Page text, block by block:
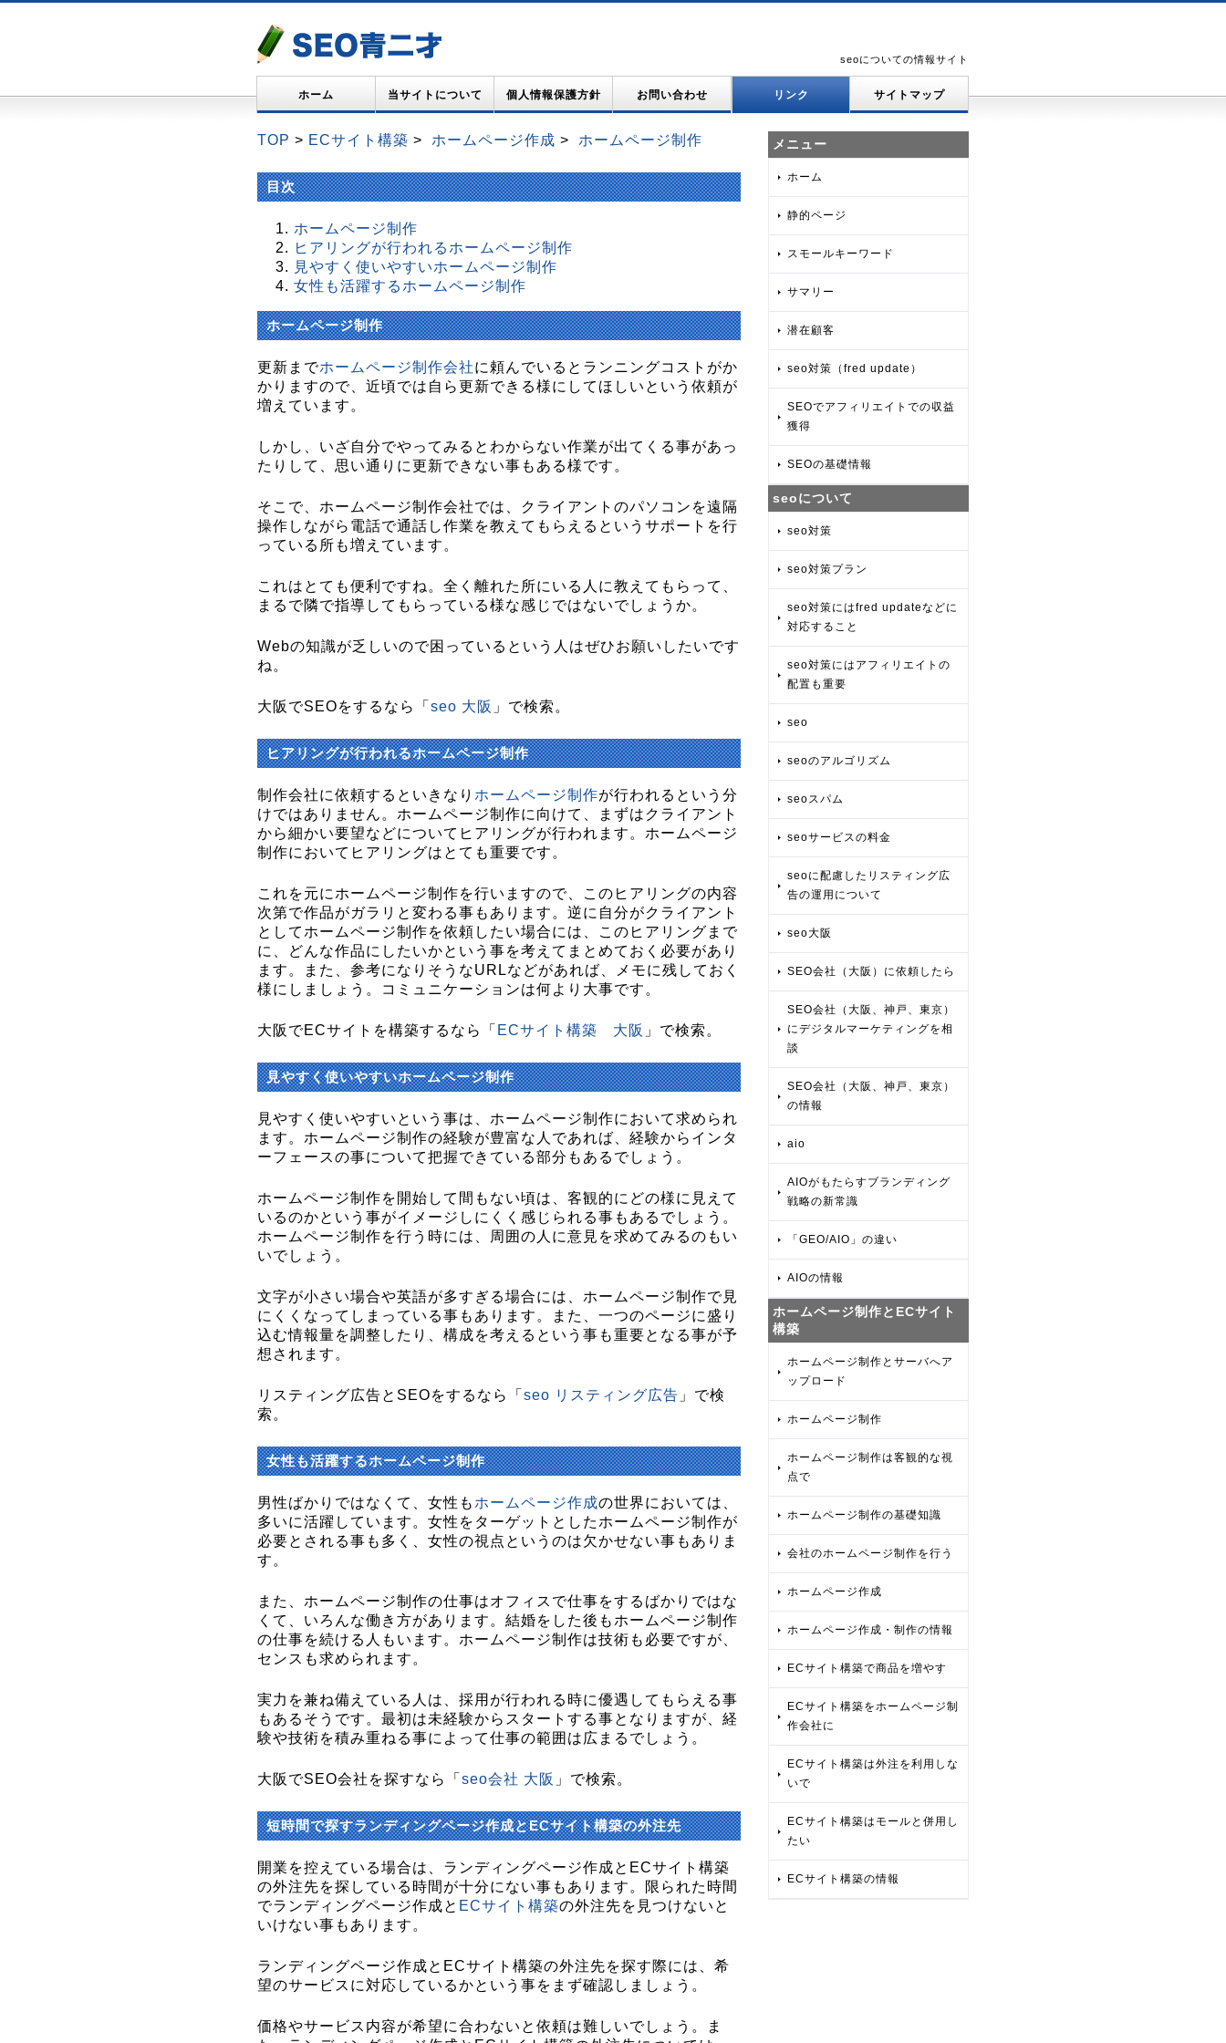
seoについての情報サイト
ホーム 当サイトについて 個人情報保護方針 お問い合わせ リンク サイトマップ
TOP > ECサイト構築 > ホームページ作成 > ホームページ制作
目次
ホームページ制作
ヒアリングが行われるホームページ制作
見やすく使いやすいホームページ制作
女性も活躍するホームページ制作
ホームページ制作
更新までホームページ制作会社に頼んでいるとランニングコストがか
かりますので、近頃では自ら更新できる様にしてほしいという依頼が
増えています。
しかし、いざ自分でやってみるとわからない作業が出てくる事があっ
たりして、思い通りに更新できない事もある様です。
そこで、ホームページ制作会社では、クライアントのパソコンを遠隔
操作しながら電話で通話し作業を教えてもらえるというサポートを行
っている所も増えています。
これはとても便利ですね。全く離れた所にいる人に教えてもらって、
まるで隣で指導してもらっている様な感じではないでしょうか。
Webの知識が乏しいので困っているという人はぜひお願いしたいです
ね。
大阪でSEOをするなら「 seo 大阪 」で検索。
ヒアリングが行われるホームページ制作
制作会社に依頼するといきなり ホームページ制作が行われるという分
けではありません。ホームページ制作に向けて、まずはクライアント
から細かい要望などについてヒアリングが行われます。ホームページ
制作においてヒアリングはとても重要です。
これを元にホームページ制作を行いますので、このヒアリングの内容
次第で作品がガラリと変わる事もあります。逆に自分がクライアント
としてホームページ制作を依頼したい場合には、このヒアリングまで
に、どんな作品にしたいかという事を考えてまとめておく必要があり
ます。また、参考になりそうなURLなどがあれば、メモに残しておく
様にしましょう。コミュニケーションは何より大事です。
大阪でECサイトを構築するなら「 ECサイト構築 大阪 」で検索。
見やすく使いやすいホームページ制作
見やすく使いやすいという事は、ホームページ制作において求められ
ます。ホームページ制作の経験が豊富な人であれば、経験からインタ
ーフェースの事について把握できている部分もあるでしょう。
ホームページ制作を開始して間もない頃は、客観的にどの様に見えて
いるのかという事がイメージしにくく感じられる事もあるでしょう。
ホームページ制作を行う時には、周囲の人に意見を求めてみるのもい
いでしょう。
文字が小さい場合や英語が多すぎる場合には、ホームページ制作で見
にくくなってしまっている事もあります。また、一つのページに盛り
込む情報量を調整したり、構成を考えるという事も重要となる事が予
想されます。
リスティング広告とSEOをするなら「 seo リスティング広告 」で検
索。
女性も活躍するホームページ制作
男性ばかりではなくて、女性も ホームページ作成の世界においては、
多いに活躍しています。女性をターゲットとしたホームページ制作が
必要とされる事も多く、女性の視点というのは欠かせない事もありま
す。
また、ホームページ制作の仕事はオフィスで仕事をするばかりではな
くて、いろんな働き方があります。結婚をした後もホームページ制作
の仕事を続ける人もいます。ホームページ制作は技術も必要ですが、
センスも求められます。
実力を兼ね備えている人は、採用が行われる時に優遇してもらえる事
もあるそうです。最初は未経験からスタートする事となりますが、経
験や技術を積み重ねる事によって仕事の範囲は広まるでしょう。
大阪でSEO会社を探すなら「 seo会社 大阪 」で検索。
短時間で探すランディングページ作成とECサイト構築の外注先
開業を控えている場合は、ランディングページ作成とECサイト構築
の外注先を探している時間が十分にない事もあります。限られた時間
でランディングページ作成と ECサイト構築の外注先を見つけないと
いけない事もあります。
ランディングページ作成とECサイト構築の外注先を探す際には、希
望のサービスに対応しているかという事をまず確認しましょう。
価格やサービス内容が希望に合わないと依頼は難しいでしょう。ま
メニュー
ホーム
静的ページ
スモールキーワード
サマリー
潜在顧客
seo対策（fred update）
SEOでアフィリエイトでの収益
獲得
SEOの基礎情報
seoについて
seo対策
seo対策プラン
seo対策にはfred updateなどに
対応すること
seo対策にはアフィリエイトの
配置も重要
seo
seoのアルゴリズム
seoスパム
seoサービスの料金
seoに配慮したリスティング広
告の運用について
seo大阪
SEO会社（大阪）に依頼したら
SEO会社（大阪、神戸、東京）
にデジタルマーケティングを相
談
SEO会社（大阪、神戸、東京）
の情報
aio
AIOがもたらすブランディング
戦略の新常識
「GEO/AIO」の違い
AIOの情報
ホームページ制作とECサイト
構築
ホームページ制作とサーバへア
ップロード
ホームページ制作
ホームページ制作は客観的な視
点で
ホームページ制作の基礎知識
会社のホームページ制作を行う
ホームページ作成
ホームページ作成・制作の情報
ECサイト構築で商品を増やす
ECサイト構築をホームページ制
作会社に
ECサイト構築は外注を利用しな
いで
ECサイト構築はモールと併用し
たい
ECサイト構築の情報